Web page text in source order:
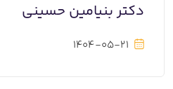
دکتر بنیامین حسینی
1404-05-21